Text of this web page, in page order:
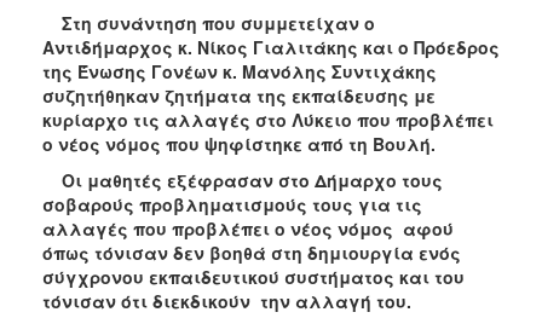
2011
2010
2006
ΤΟΠΟΣ
ΠΟΛΙΤΙΣΜΟΣ
Στη συνάντηση που συμμετείχαν ο
Αντιδήμαρχος κ. Νίκος Γιαλιτάκης και ο Πρόεδρος
της Ένωσης Γονέων κ. Μανόλης Συντιχάκης
συζητήθηκαν ζητήματα της εκπαίδευσης με
κυρίαρχο τις αλλαγές στο Λύκειο που προβλέπει
ο νέος νόμος που ψηφίστηκε από τη Βουλή.
Οι μαθητές εξέφρασαν στο Δήμαρχο τους
σοβαρούς προβληματισμούς τους για τις
αλλαγές που προβλέπει ο νέος νόμος αφού
όπως τόνισαν δεν βοηθά στη δημιουργία ενός
σύγχρονου εκπαιδευτικού συστήματος και του
τόνισαν ότι διεκδικούν την αλλαγή του.